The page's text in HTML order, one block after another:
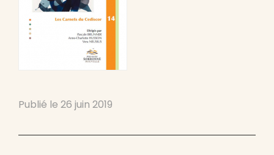
Publié le 26 juin 2019